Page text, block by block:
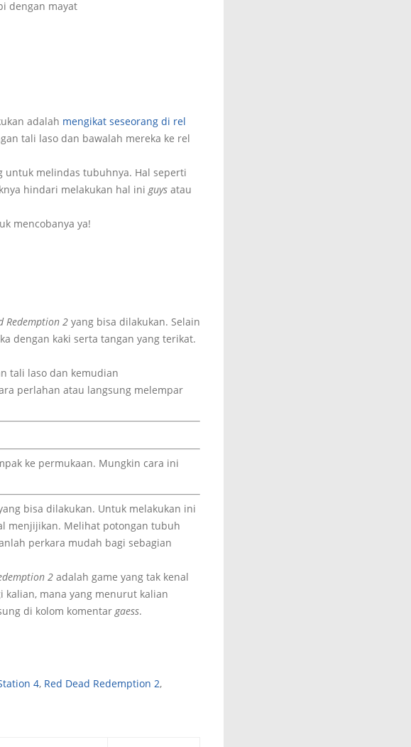
dengan mayat
adalah mengikat seseorang di rel
tali laso dan bawalah mereka ke rel
untuk melindas tubuhnya. Hal seperti
hindari melakukan hal iniguys atau
mencobanya ya!
Redemption 2 yang bisa dilakukan. Selain
dengan kaki serta tangan yang terikat.
tali laso dan kemudian
perlahan atau langsung melempar
ke permukaan. Mungkin cara ini
bisa dilakukan. Untuk melakukan ini
menjijikan. Melihat potongan tubuh
perkara mudah bagi sebagian
2 adalah game yang tak kenal
kalian, mana yang menurut kalian
di kolom komentargaess.
4, Red Dead Redemption 2,